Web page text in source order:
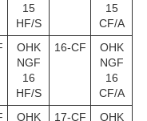
15
HF/S
15
CF/A
OHK
NGF
16
HF/S
16-CF
OHK
NGF
16
CF/A
OHK
17-CF
OHK